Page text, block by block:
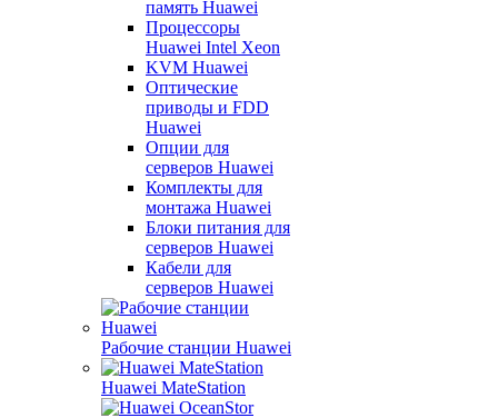
память Huawei
Процессоры
Huawei Intel Xeon
KVM Huawei
Оптические
приводы и FDD
Huawei
Опции для
серверов Huawei
Комплекты для
монтажа Huawei
Блоки питания для
серверов Huawei
Кабели для
серверов Huawei
Рабочие станции Huawei
Huawei MateStation